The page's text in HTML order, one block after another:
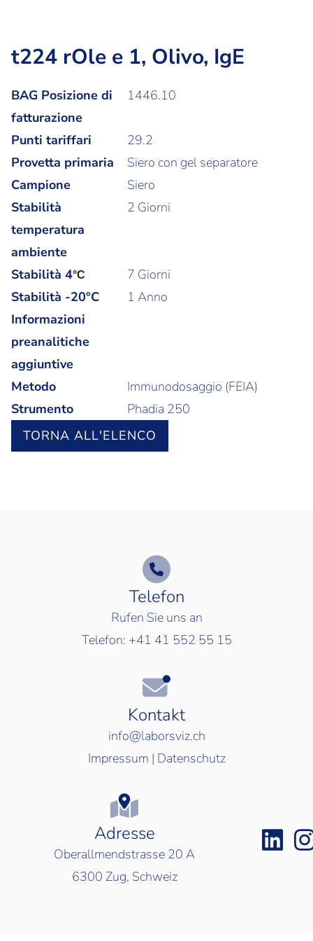
t224 rOle e 1, Olivo, IgE
BAG Posizione di
fatturazione
1446.10
Punti tariffari
29.2
Provetta primaria
Siero con gel separatore
Campione
Siero
Stabilità
temperatura
ambiente
2 Giorni
Stabilità 4°C
7 Giorni
Stabilità -20°C
1 Anno
Informazioni
preanalitiche
aggiuntive
Metodo
Immunodosaggio (FEIA)
Strumento
Phadia 250
TORNA ALL'ELENCO
Telefon
Rufen Sie uns an
Telefon: +41 41 552 55 15
Kontakt
info@laborsviz.ch
Impressum | Datenschutz
Adresse
Oberallmendstrasse 20 A
6300 Zug, Schweiz